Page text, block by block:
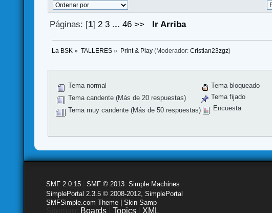
Páginas: [1] 2 3 ... 46 >> Ir Arriba
La BSK » TALLERES» Print & Play(Moderador: Cristian23zgz)
Tema normal
Tema candente (Más de 20 respuestas)
Tema muy candente (Más de 50 respuestas)
Tema bloqueado
Tema fijado
Encuesta
SMF 2.0.15 |SMF © 2013 ,Simple Machines
SimplePortal 2.3.5 © 2008-2012, SimplePortal
SMFSimple.com Theme | Skin Samp
Boards |Topics XML